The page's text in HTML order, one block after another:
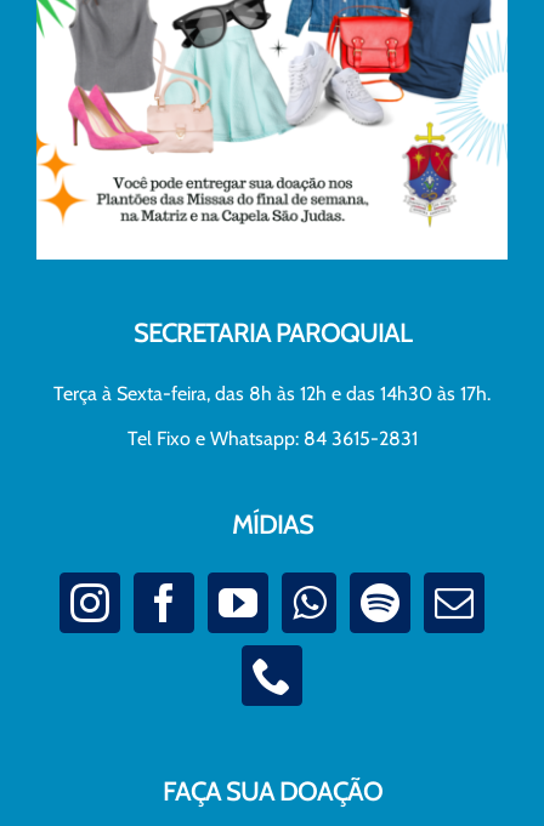
SECRETARIA PAROQUIAL
Terça à Sexta-feira, das 8h às 12h e das 14h30 às 17h.
Tel Fixo e Whatsapp: 84 3615-2831
MÍDIAS
FAÇA SUA DOAÇÃO